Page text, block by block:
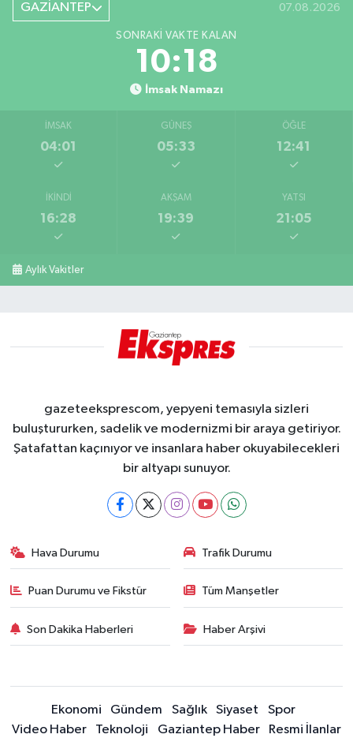
GAZİANTEP 07.08.2026
SONRAKI VAKTE KALAN
10:17
İmsak Namazı
İMSAK
04:01
GÜNEŞ
05:33
ÖĞLE
12:41
İKINDI
16:28
AKŞAM
19:39
YATSI
21:05
Aylık Vakitler
gazeteeksprescom, yepyeni temasıyla sizleri
buluştururken, sadelik ve modernizmi bir araya getiriyor.
Şatafattan kaçınıyor ve insanlara haber okuyabilecekleri
bir altyapı sunuyor.
Hava Durumu Trafik Durumu
Puan Durumu ve Fikstür Tüm Manşetler
Son Dakika Haberleri Haber Arşivi
Ekonomi Gündem Sağlık Siyaset
Spor
Video Haber
Teknoloji Gaziantep Haber Resmi İlanlar